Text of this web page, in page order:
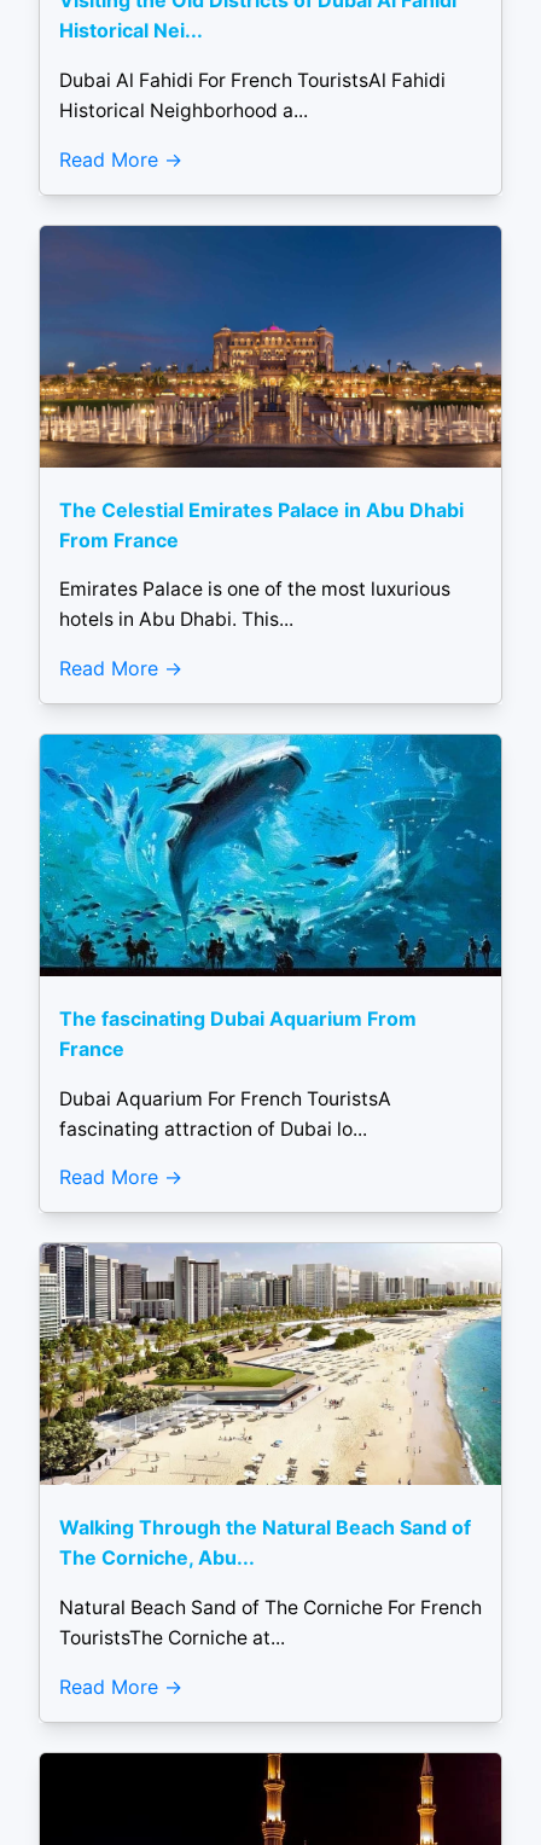
Historical Nei...
Dubai Al Fahidi For French TouristsAl Fahidi
Historical Neighborhood a...
Read More
The Celestial Emirates Palace in Abu Dhabi
From France
Emirates Palace is one of the most luxurious
hotels in Abu Dhabi. This...
Read More
The fascinating Dubai Aquarium From
France
Dubai Aquarium For French TouristsA
fascinating attraction of Dubai lo...
Read More
Walking Through the Natural Beach Sand of
The Corniche, Abu...
Natural Beach Sand of The Corniche For French
TouristsThe Corniche at...
Read More